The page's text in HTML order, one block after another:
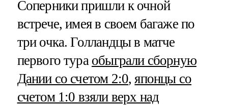
Соперники пришли к очной
встрече, имея в своем багаже по
три очка. Голландцы в матче
первого тура обыграли сборную
Дании со счетом 2:0,японцы со
счетом 1:0 взяли верх над